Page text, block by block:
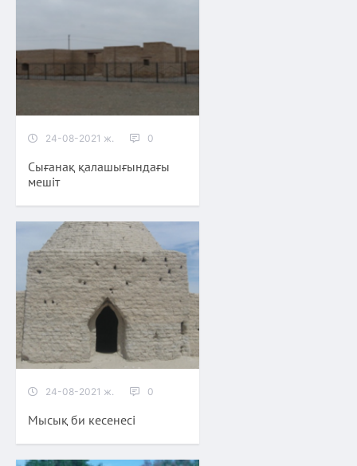
24-08-2021 ж. 0
Сығанақ қалашығындағы
мешіт
24-08-2021 ж. 0
Мысық би кесенесі